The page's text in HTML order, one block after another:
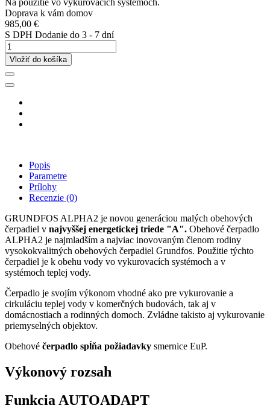
Na použitie vo vykurovacích systémoch.
Doprava k vám domov
985,00 €
S DPH Dodanie do 3 - 7 dní
Vložiť do košíka
Popis
Parametre
Prílohy
Recenzie (0)
GRUNDFOS ALPHA2 je novou generáciou malých obehových
čerpadiel v najvyššej energetickej triede "A". Obehové čerpadlo
ALPHA2 je najmladším a najviac inovovaným členom rodiny
vysokokvalitných obehových čerpadiel Grundfos. Použitie týchto
čerpadiel je k obehu vody vo vykurovacích systémoch a v
systémoch teplej vody.
Čerpadlo je svojím výkonom vhodné ako pre vykurovanie a
cirkuláciu teplej vody v komerčných budovách, tak aj v
domácnostiach a rodinných domoch. Zvládne takisto aj vykurovanie
priemyselných objektov.
Obehové čerpadlo spĺňa požiadavky smernice EuP.
Výkonový rozsah
Funkcia AUTOADAPT